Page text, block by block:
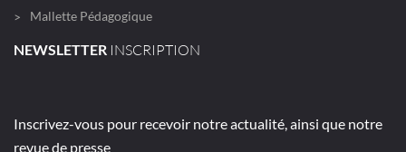
Mallette Pédagogique
NEWSLETTER INSCRIPTION
Inscrivez-vous pour recevoir notre actualité, ainsi que notre
revue de presse